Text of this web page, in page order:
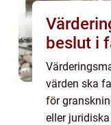
beslut i
värden ska
för
eller